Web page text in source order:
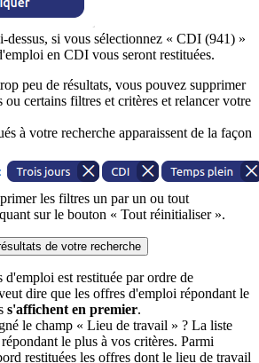
dessus, si vous sélectionnez « CDI (941) »
en CDI vous seront restituées.
peu de résultats, vous pouvez supprimer
ou certains filtres et critères et relancer votre
à votre recherche apparaissent de la façon
les filtres un par un ou tout
sur le bouton « Tout réinitialiser ».
de votre recherche
d'emploi est restituée par ordre de
dire que les offres d'emploi répondant le
s'affichent en premier.
le champ « Lieu de travail » ? La liste
le plus à vos critères. Parmi
restituées les offres dont le lieu de travail